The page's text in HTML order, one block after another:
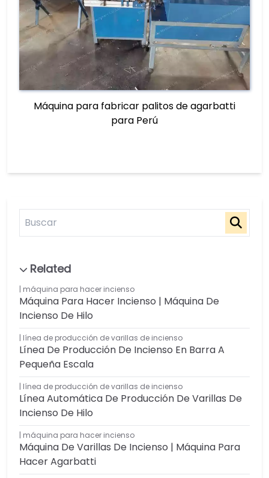
máquina para hacer incienso
Máquina Para Hacer Incienso | Máquina De
Incienso De Hilo
línea de producción de varillas de incienso
Línea De Producción De Incienso En Barra A
Pequeña Escala
línea de producción de varillas de incienso
Línea Automática De Producción De Varillas De
Incienso De Hilo
máquina para hacer incienso
Máquina De Varillas De Incienso | Máquina Para
Hacer Agarbatti
Máquina para fabricar palitos de agarbatti
para Perú